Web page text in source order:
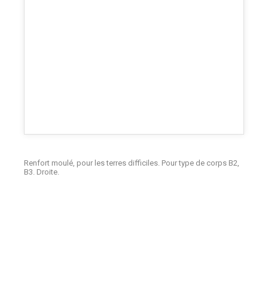
Renfort moulé, pour les terres difficiles. Pour type de corps B2,
B3. Droite.